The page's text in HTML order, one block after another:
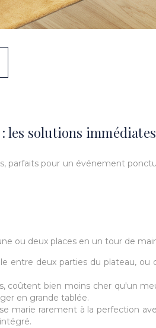
les solutions immédiates
parfaits pour un événement
ou deux places en un tour de
entre deux parties du plateau, ou
coûtent bien moins cher qu'un
en grande tablée.
marie rarement à la perfection